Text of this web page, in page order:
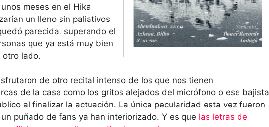
meses en el Hika
un lleno sin paliativos
parecida, superando el
que ya está muy bien
otro lado.
de otro recital intenso de los que nos tienen
de la casa como los gritos alejados del micrófono o ese bajista
al finalizar la actuación. La única pecularidad esta vez fueron
puñado de fans ya han interiorizado. Y es que las letras de